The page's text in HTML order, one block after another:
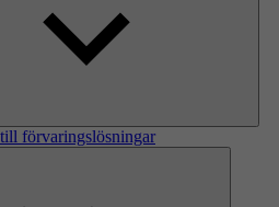
förvaringslösningar